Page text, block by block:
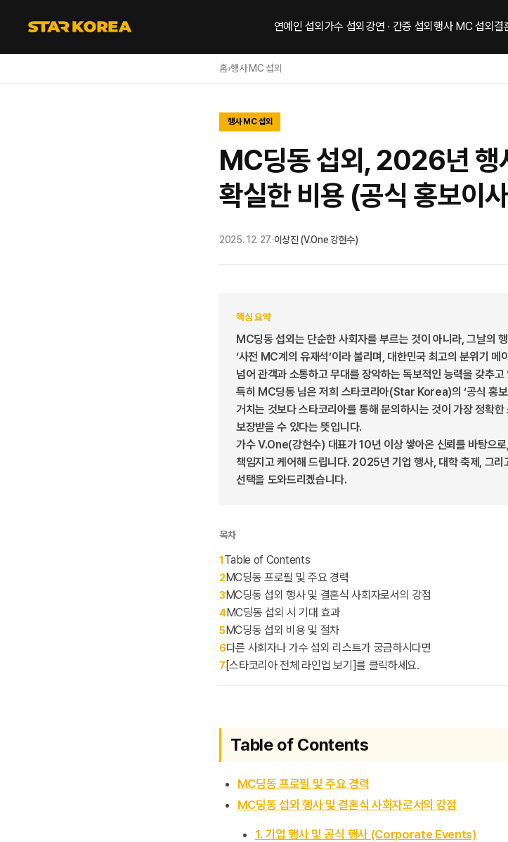
연예인 섭외 가수 섭외 강연 · 간증 섭외 행사 MC 섭외 결
홈›행사 MC 섭외
행사 MC 섭외
MC딩동 섭외, 2026년 행
확실한 비용 (공식 홍보이
2025. 12. 27.·이상진 (V.One 강현수)
핵심 요약
MC딩동 섭외는 단순한 사회자를 부르는 것이 아니라, 그날의
‘사전 MC계의 유재석’이라 불리며, 대한민국 최고의 분위기
넘어 관객과 소통하고 무대를 장악하는 독보적인 능력을 갖추고
특히 MC딩동 님은 저희 스타코리아(Star Korea)의 ‘공식 홍보
거치는 것보다 스타코리아를 통해 문의하시는 것이 가장 정확
보장받을 수 있다는 뜻입니다.
가수 V.One(강현수) 대표가 10년 이상 쌓아온 신뢰를 바탕으
책임지고 케어해 드립니다. 2025년 기업 행사, 대학 축제, 그리
선택을 도와드리겠습니다.
목차
1 Table of Contents
2MC딩동 프로필 및 주요 경력
3MC딩동 섭외 행사 및 결혼식 사회자로서의 강점
4MC딩동 섭외 시 기대 효과
5MC딩동 섭외 비용 및 절차
6다른 사회자나 가수 섭외 리스트가 궁금하시다면
7 [스타코리아 전체 라인업 보기]를 클릭하세요.
Table of Contents
MC딩동 프로필 및 주요 경력
MC딩동 섭외 행사 및 결혼식 사회자로서의 강점
1. 기업 행사 및 공식 행사 (Corporate Events)